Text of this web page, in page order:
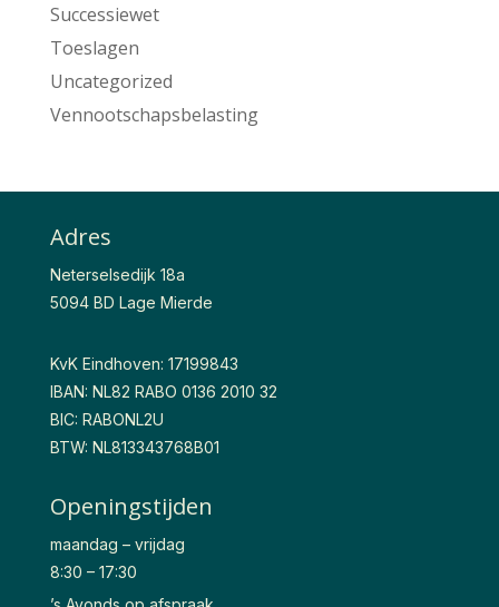
Successiewet
Toeslagen
Uncategorized
Vennootschapsbelasting
Adres
Neterselsedijk 18a
5094 BD Lage Mierde
KvK Eindhoven: 17199843
IBAN: NL82 RABO 0136 2010 32
BIC: RABONL2U
BTW: NL813343768B01
Openingstijden
maandag – vrijdag
8:30 – 17:30